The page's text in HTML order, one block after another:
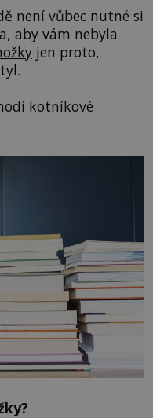
není vůbec nutné si
aby vám nebyla
jen proto,
kotníkové